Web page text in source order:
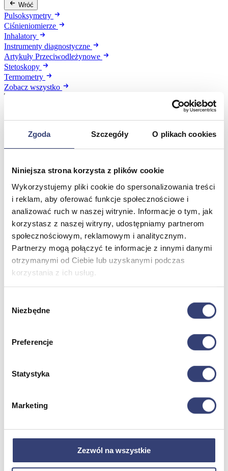
Zgoda Szczegóły O plikach cookies
Niniejsza strona korzysta z plików cookie
Wykorzystujemy pliki cookie do spersonalizowania treści
i reklam, aby oferować funkcje społecznościowe i
analizować ruch w naszej witrynie. Informacje o tym, jak
korzystasz z naszej witryny, udostępniamy partnerom
społecznościowym, reklamowym i analitycznym.
Partnerzy mogą połączyć te informacje z innymi danymi
otrzymanymi od Ciebie lub uzyskanymi podczas
korzystania z ich usług.
zgody
Niezbędne
Preferencje
Statystyka
Marketing
Zezwól na wszystkie
Wróć
Pulsoksymetry
Ciśnieniomierze
Inhalatory
Instrumenty diagnostyczne
Artykuły Przeciwodleżynowe
Stetoskopy
Termometry
Zobacz wszystko
Meble medyczne
Taborety i krzesła
Stoły
Parawany
Fotele
Zobacz wszystko
Spa & Wellness
Wróć
Zobacz wszystko
Dofinansowania
Dofinansowania
Aquatizer Testowy